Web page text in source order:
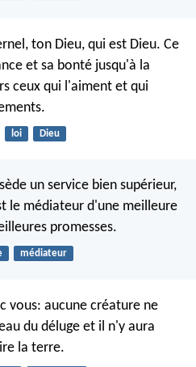
ton Dieu, qui est Dieu. Ce
et sa bonté jusqu'à la
ceux qui l'aiment et qui
loi Dieu
un service bien supérieur,
le médiateur d'une meilleure
promesses.
médiateur
vous: aucune créature ne
du déluge et il n'y aura
la terre.